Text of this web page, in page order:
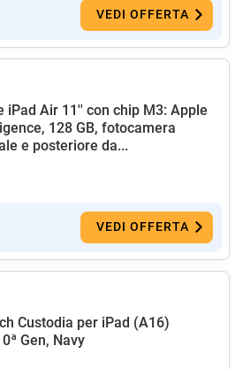
VEDI OFFERTA
iPad Air 11'' con chip M3: Apple
128 GB, fotocamera
e posteriore da...
VEDI OFFERTA
Custodia per iPad (A16)
Gen, Navy